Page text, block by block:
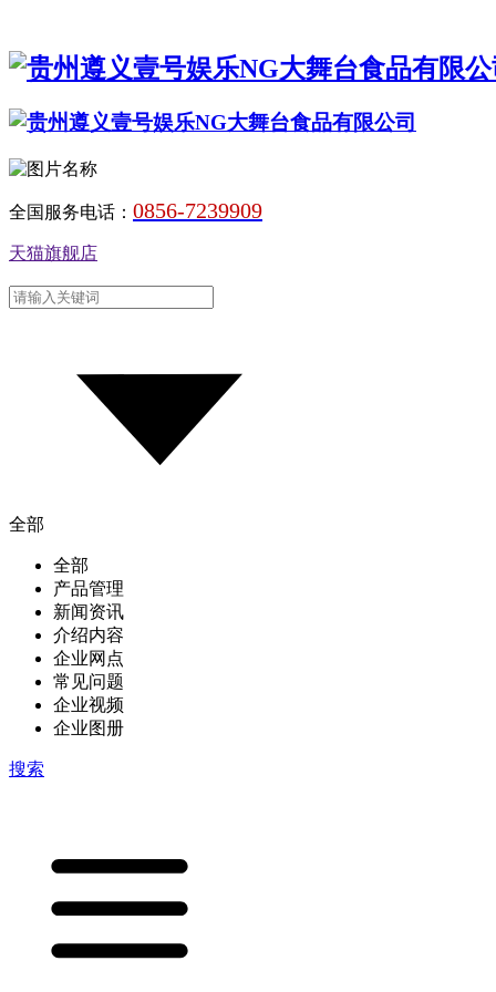
全国服务电话： 0856-7239909
天猫旗舰店
全部
全部
产品管理
新闻资讯
介绍内容
企业网点
常见问题
企业视频
企业图册
搜索